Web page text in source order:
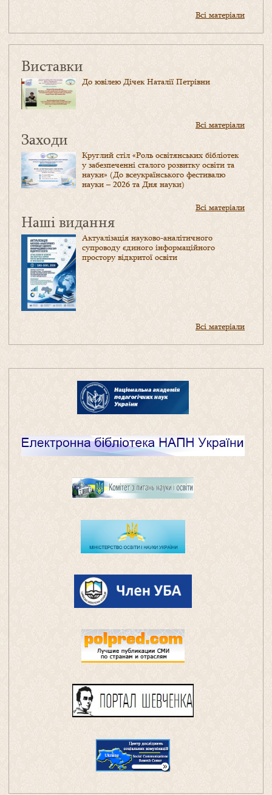
Всі матеріали
Виставки
До ювілею Дічек Наталії Петрівни
Всі матеріали
Заходи
Круглий стіл «Роль освітянських бібліотек
у забезпеченні сталого розвитку освіти та
науки» (До всеукраїнського фестивалю
науки – 2026 та Дня науки)
Всі матеріали
Наші видання
Актуалізація науково-аналітичного
супроводу єдиного інформаційного
простору відкритої освіти
Всі матеріали